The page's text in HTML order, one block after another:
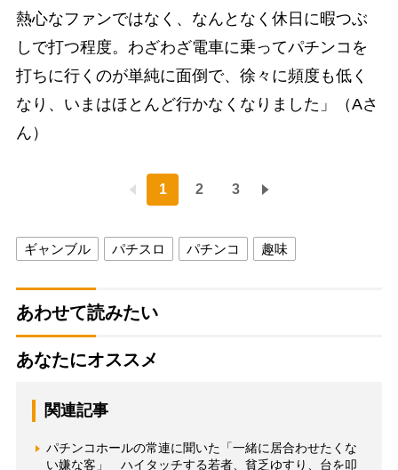
熱心なファンではなく、なんとなく休日に暇つぶ
しで打つ程度。わざわざ電車に乗ってパチンコを
打ちに行くのが単純に面倒で、徐々に頻度も低く
なり、いまはほとんど行かなくなりました」（Aさ
ん）
1 2 3
ギャンブル パチスロ パチンコ 趣味
あわせて読みたい
あなたにオススメ
関連記事
パチンコホールの常連に聞いた「一緒に居合わせたくな
い嫌な客」 ハイタッチする若者、貧乏ゆすり、台を叩